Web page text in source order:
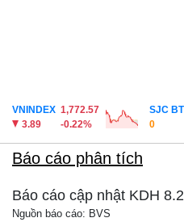
VNINDEX 1,772.57
3.89
-0.22%
SJC
0
Báo cáo phân tích
Báo cáo cập nhật KDH
Nguồn báo cáo: BVS